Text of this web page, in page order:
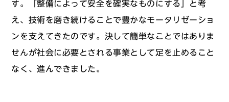
す。「整備によって安全を確実なものにする」と考
え、技術を磨き続けることで豊かなモータリゼーショ
ンを支えてきたのです。決して簡単なことではありま
せんが社会に必要とされる事業として足を止めること
なく、進んできました。